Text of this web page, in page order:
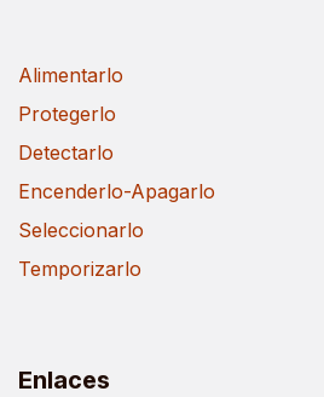
Alimentarlo
Protegerlo
Detectarlo
Encenderlo-Apagarlo
Seleccionarlo
Temporizarlo
Enlaces